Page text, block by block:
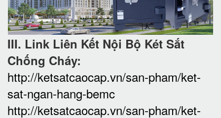
III. Link Liên Kết Nội Bộ Két Sắt
Chống Cháy:
http://ketsatcaocap.vn/san-pham/ket-
sat-ngan-hang-bemc
http://ketsatcaocap.vn/san-pham/ket-